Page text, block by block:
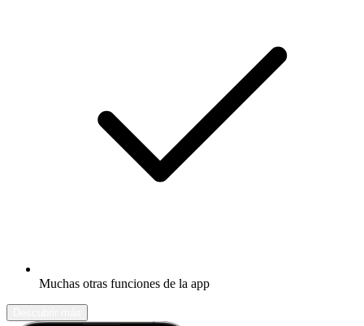
Muchas otras funciones de la app